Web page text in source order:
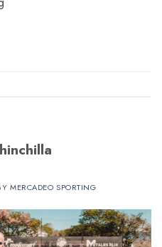
MERCADEO SPORTING